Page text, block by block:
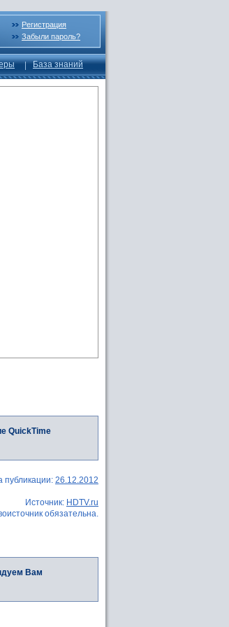
Регистрация
Забыли пароль?
База знаний
QuickTime
публикации: 26.12.2012
Источник: HDTV.ru
обязательна.
Вам